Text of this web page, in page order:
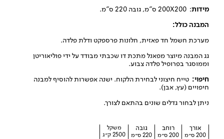
מידות: 200X200 ס”מ, גובה 220 ס”מ.
המבנה כולל:
מערכת חשמל חד פאזית, חלונות פרספקט ודלת פלדה.
גג המבנה מיוצר מפאנל מתכת דו שכבתי מבודד על ידי פוליאוריטן
וממוסגר בפרופיל פלדה צבוע.
חיפוי: טייח חיצוני לבחירת הלקוח. ישנה אפשרות להוסיף למבנה
חיפויים (עץ, אבן).
ניתן לבחור גדלים שונים בהתאם לצורך.
אורך
200 ס״מ
רוחב
200 ס״מ
גובה
220 ס״מ
משקל
2500 ק״ג